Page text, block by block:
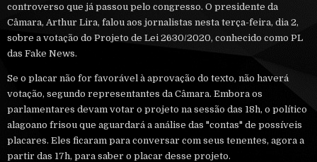
controverso que já passou pelo congresso. O presidente da
Câmara, Arthur Lira, falou aos jornalistas nesta terça-feira, dia 2,
sobre a votação do Projeto de Lei 2630/2020, conhecido como PL
das Fake News.
Se o placar não for favorável à aprovação do texto, não haverá
votação, segundo representantes da Câmara. Embora os
parlamentares devam votar o projeto na sessão das 18h, o político
alagoano frisou que aguardará a análise das "contas" de possíveis
placares. Eles ficaram para conversar com seus tenentes, agora a
partir das 17h, para saber o placar desse projeto.